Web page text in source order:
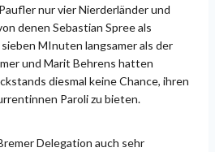
nur vier Nierderländer und
denen Sebastian Spree als
MInuten langsamer als der
und Marit Behrens hatten
diesmal keine Chance, ihren
Paroli zu bieten.
Delegation auch sehr